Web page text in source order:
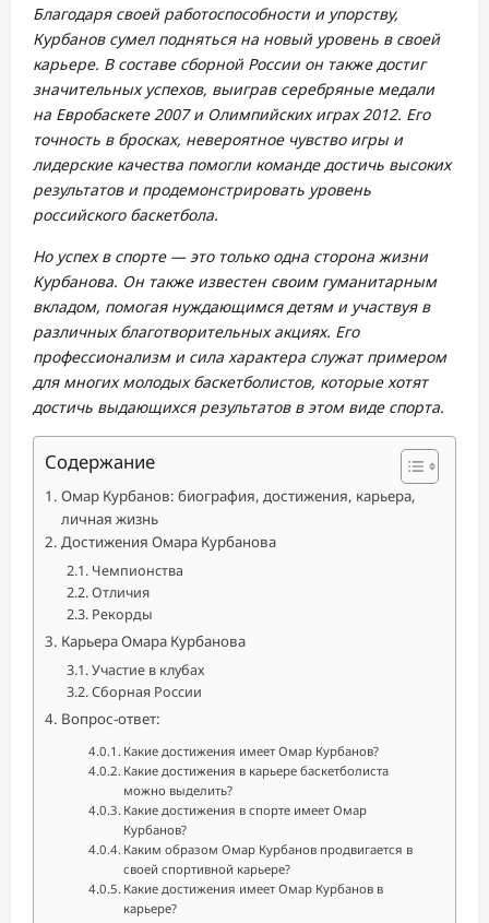
Благодаря своей работоспособности и упорству,
Курбанов сумел подняться на новый уровень в своей
карьере. В составе сборной России он также достиг
значительных успехов, выиграв серебряные медали
на Евробаскете 2007 и Олимпийских играх 2012. Его
точность в бросках, невероятное чувство игры и
лидерские качества помогли команде достичь высоких
результатов и продемонстрировать уровень
российского баскетбола.
Но успех в спорте — это только одна сторона жизни
Курбанова. Он также известен своим гуманитарным
вкладом, помогая нуждающимся детям и участвуя в
различных благотворительных акциях. Его
профессионализм и сила характера служат примером
для многих молодых баскетболистов, которые хотят
достичь выдающихся результатов в этом виде спорта.
Содержание
Омар Курбанов: биография, достижения, карьера,
личная жизнь
Достижения Омара Курбанова
Чемпионства
Отличия
Рекорды
Карьера Омара Курбанова
Участие в клубах
Сборная России
Вопрос-ответ:
Какие достижения имеет Омар Курбанов?
Какие достижения в карьере баскетболиста
можно выделить?
Какие достижения в спорте имеет Омар
Курбанов?
Каким образом Омар Курбанов продвигается в
своей спортивной карьере?
Какие достижения имеет Омар Курбанов в
карьере?